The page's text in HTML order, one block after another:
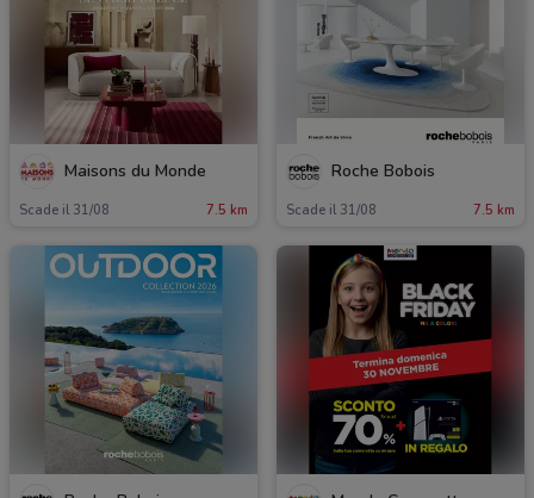
Maisons du Monde
Scade il 31/08 7.5 km
Roche Bobois
Scade il 31/08 7.5 km